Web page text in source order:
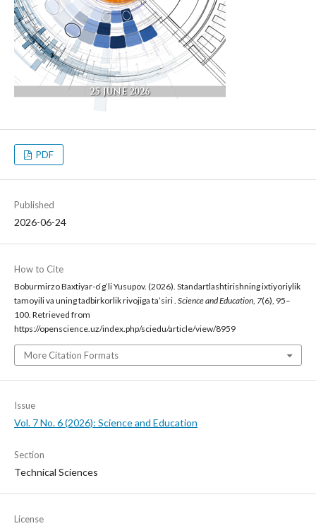
PDF
Published
2026-06-24
How to Cite
Boburmirzo Baxtiyar-o‘g‘li Yusupov. (2026). Standartlashtirishning ixtiyoriylik
tamoyili va uning tadbirkorlik rivojiga ta’siri . Science and Education, 7(6), 95–
100. Retrieved from
https://openscience.uz/index.php/sciedu/article/view/8959
More Citation Formats
Issue
Vol. 7 No. 6 (2026): Science and Education
Section
Technical Sciences
License